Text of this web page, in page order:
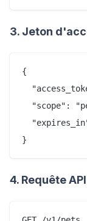
3. Jeton
{
"scope":
4. Requête